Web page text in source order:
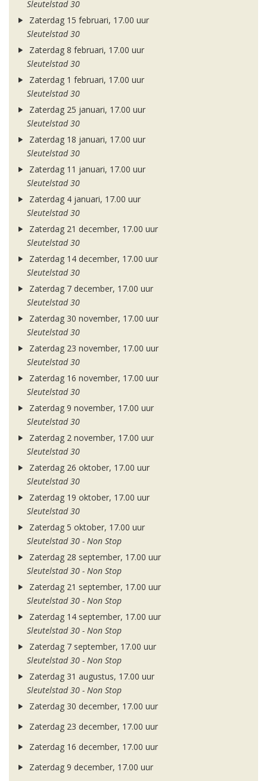
Sleutelstad 30
Zaterdag 15 februari, 17.00 uur
Sleutelstad 30
Zaterdag 8 februari, 17.00 uur
Sleutelstad 30
Zaterdag 1 februari, 17.00 uur
Sleutelstad 30
Zaterdag 25 januari, 17.00 uur
Sleutelstad 30
Zaterdag 18 januari, 17.00 uur
Sleutelstad 30
Zaterdag 11 januari, 17.00 uur
Sleutelstad 30
Zaterdag 4 januari, 17.00 uur
Sleutelstad 30
Zaterdag 21 december, 17.00 uur
Sleutelstad 30
Zaterdag 14 december, 17.00 uur
Sleutelstad 30
Zaterdag 7 december, 17.00 uur
Sleutelstad 30
Zaterdag 30 november, 17.00 uur
Sleutelstad 30
Zaterdag 23 november, 17.00 uur
Sleutelstad 30
Zaterdag 16 november, 17.00 uur
Sleutelstad 30
Zaterdag 9 november, 17.00 uur
Sleutelstad 30
Zaterdag 2 november, 17.00 uur
Sleutelstad 30
Zaterdag 26 oktober, 17.00 uur
Sleutelstad 30
Zaterdag 19 oktober, 17.00 uur
Sleutelstad 30
Zaterdag 5 oktober, 17.00 uur
Sleutelstad 30 - Non Stop
Zaterdag 28 september, 17.00 uur
Sleutelstad 30 - Non Stop
Zaterdag 21 september, 17.00 uur
Sleutelstad 30 - Non Stop
Zaterdag 14 september, 17.00 uur
Sleutelstad 30 - Non Stop
Zaterdag 7 september, 17.00 uur
Sleutelstad 30 - Non Stop
Zaterdag 31 augustus, 17.00 uur
Sleutelstad 30 - Non Stop
Zaterdag 30 december, 17.00 uur
Zaterdag 23 december, 17.00 uur
Zaterdag 16 december, 17.00 uur
Zaterdag 9 december, 17.00 uur